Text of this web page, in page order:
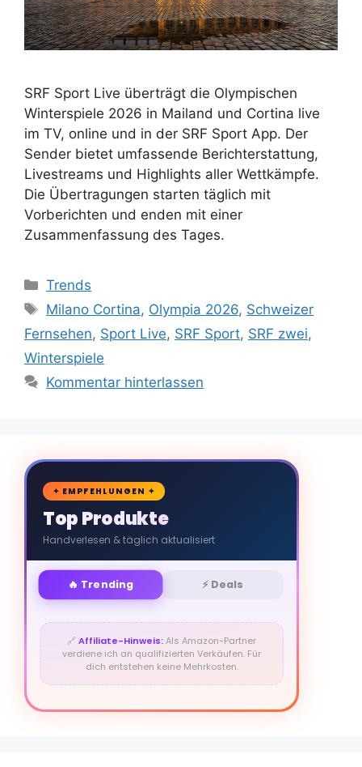
SRF Sport Live überträgt die Olympischen
Winterspiele 2026 in Mailand und Cortina live
im TV, online und in der SRF Sport App. Der
Sender bietet umfassende Berichterstattung,
Livestreams und Highlights aller Wettkämpfe.
Die Übertragungen starten täglich mit
Vorberichten und enden mit einer
Zusammenfassung des Tages.
Kategorien
Trends
Schlagwörter
Milano Cortina, Olympia 2026, Schweizer
Fernsehen, Sport Live, SRF Sport, SRF zwei,
Winterspiele
Kommentar hinterlassen
🛒
✦ EMPFEHLUNGEN ✦
Top Produkte
Handverlesen & täglich aktualisiert
🔥 Trending ⚡ Deals
🔗Affiliate-Hinweis:Als Amazon-Partner
verdiene ich an qualifizierten Verkäufen. Für
dich entstehen keine Mehrkosten.